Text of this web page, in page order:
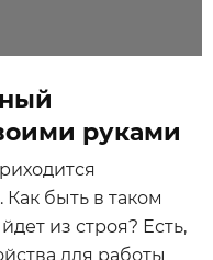
руками
быть в таком
из строя? Есть,
для работы